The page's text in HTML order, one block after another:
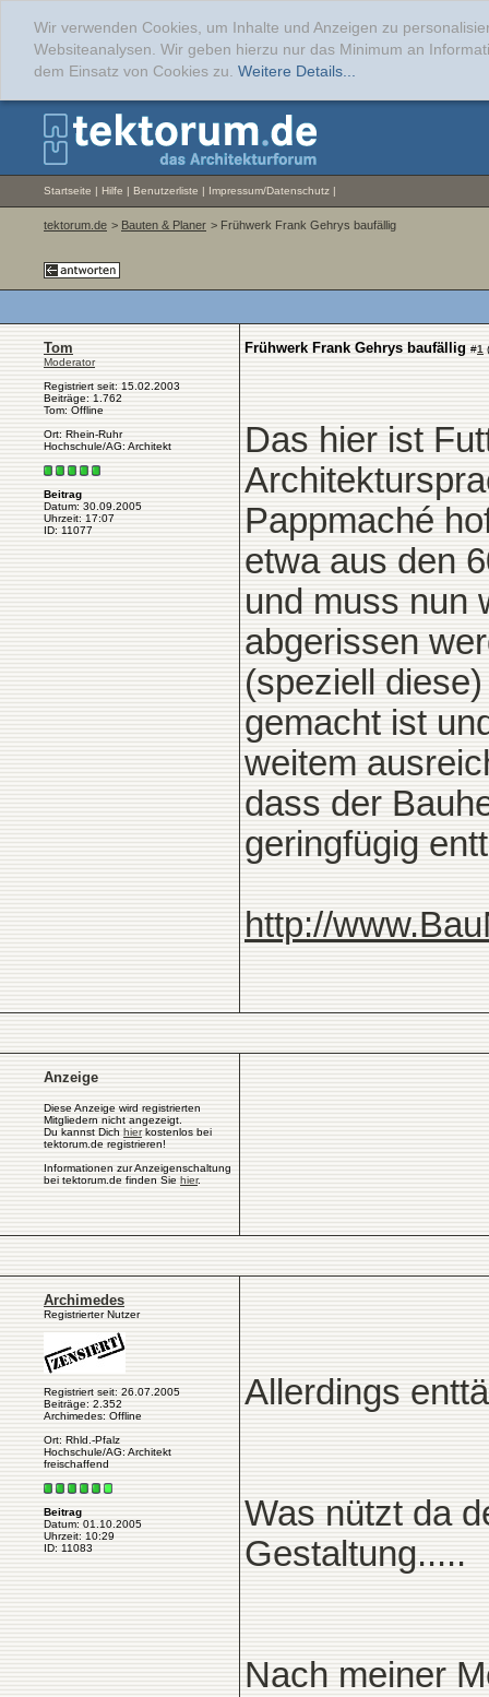
Wir verwenden Cookies, um Inhalte und Anzeigen zu
Websiteanalysen. Wir geben hierzu nur das Minimum an
dem Einsatz von Cookies zu. Weitere Details...
Startseite | Hilfe | Benutzerliste | Impressum/Datenschutz |
tektorum.de > Bauten & Planer > Frühwerk Frank Gehrys baufällig
Tom
Moderator
Registriert seit: 15.02.2003
Beiträge: 1.762
Tom: Offline
Ort: Rhein-Ruhr
Hochschule/AG: Architekt
Beitrag
Datum: 30.09.2005
Uhrzeit: 17:07
ID: 11077
Frühwerk Frank Gehrys baufällig #1 (
Das hier ist
Pappmaché
etwa aus den
und muss nun
abgerissen
(speziell
gemacht ist
weitem
dass der
geringfügig
http://
Anzeige
Diese Anzeige wird registrierten
Mitgliedern nicht angezeigt.
Du kannst Dich hierkostenlos bei
tektorum.de registrieren!
Informationen zur Anzeigenschaltung
bei tektorum.de finden Sie hier.
Archimedes
Registrierter Nutzer
Registriert seit: 26.07.2005
Beiträge: 2.352
Archimedes: Offline
Ort: Rhld.-Pfalz
Hochschule/AG: Architekt
freischaffend
Beitrag
Datum: 01.10.2005
Uhrzeit: 10:29
ID: 11083
Allerdings
Was nützt da
Gestaltung.....
Nach meiner